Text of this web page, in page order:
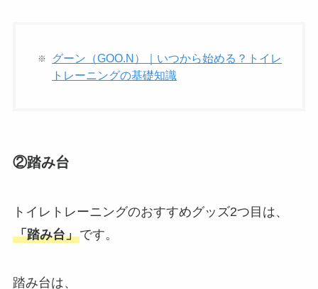
グーン（GOO.N）｜いつから始める？トイレ
トレーニングの基礎知識
②踏み台
トイレトレーニングのおすすめグッズ2つ目は、
「踏み台」です。
踏み台は、